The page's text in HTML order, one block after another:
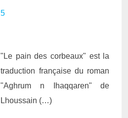
5
"Le pain des corbeaux" est la
traduction française du roman
"Aghrum n Ihaqqaren" de
Lhoussain (…)